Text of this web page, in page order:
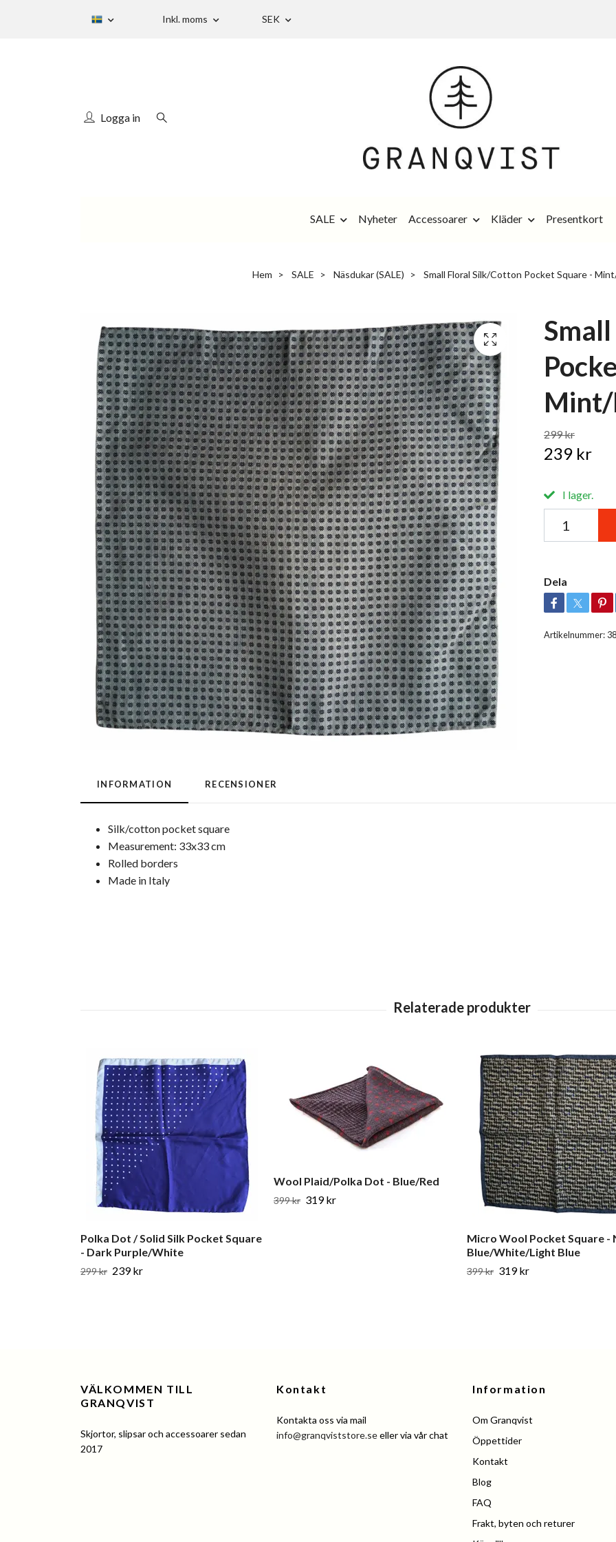
Inkl. moms SEK
Logga in
SALE Nyheter Accessoarer Kläder Presentkort
Hem SALE Näsdukar (SALE) Small Floral Silk/Cotton Pocket Square -
Mint/
299 kr
239 kr
I lager.
Dela
Artikelnummer:
INFORMATION RECENSIONER
Silk/cotton pocket square
Measurement: 33x33 cm
Rolled borders
Made in Italy
Polka Dot / Solid Silk Pocket Square
- Dark Purple/White
299 kr 239 kr
Wool Plaid/Polka Dot - Blue/Red
399 kr 319 kr
Micro Wool Pocket Square -
Blue/White/Light Blue
399 kr 319 kr
VÄLKOMMEN TILL
GRANQVIST
Skjortor, slipsar och accessoarer sedan
2017
Kontakt
Kontakta oss via mail
info@granqviststore.seeller via vår chat
Information
Om Granqvist
Öppettider
Kontakt
Blog
FAQ
Frakt, byten och returer